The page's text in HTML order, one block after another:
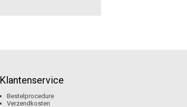
Klantenservice
Bestelprocedure
Verzendkosten